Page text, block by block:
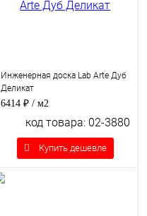
Инженерная доска Lab Arte Дуб
Деликат
6414 ₽ / м2
код товара: 02-3880
Купить дешевле